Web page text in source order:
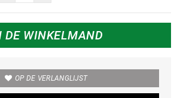
DE WINKELMAND
OP DE VERLANGLIJST